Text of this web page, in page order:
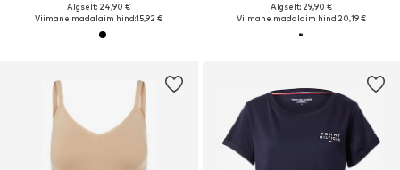
Algselt: 24,90 €
Viimane madalaim hind:15,92 €
Algselt: 29,90 €
Viimane madalaim hind:20,19 €